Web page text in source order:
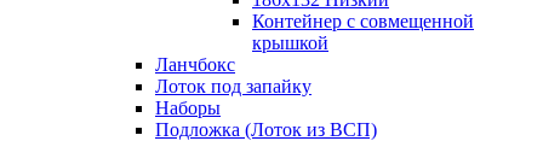
Контейнер с совмещенной
крышкой
Ланчбокс
Лоток под запайку
Наборы
Подложка (Лоток из ВСП)